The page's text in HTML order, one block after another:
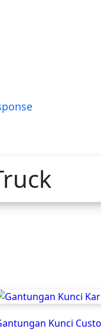
Kunci